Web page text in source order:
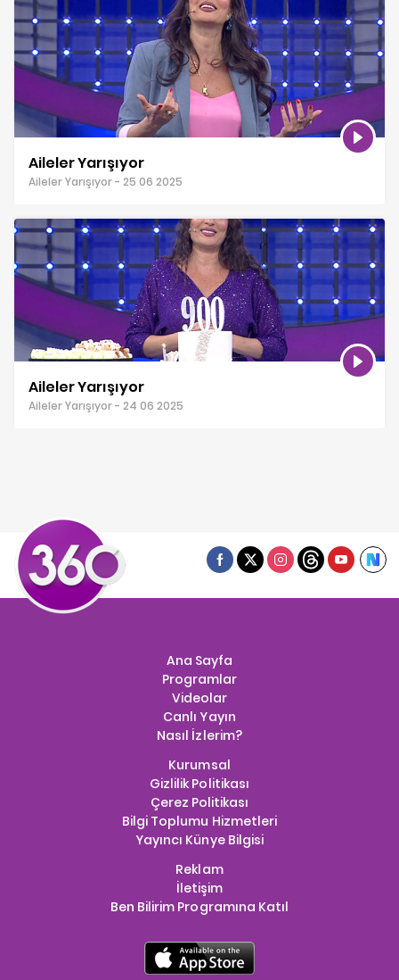
Aileler Yarışıyor
Aileler Yarışıyor - 25 06 2025
Aileler Yarışıyor
Aileler Yarışıyor - 24 06 2025
Ana Sayfa
Programlar
Videolar
Canlı Yayın
Nasıl İzlerim?
Kurumsal
Gizlilik Politikası
Çerez Politikası
Bilgi Toplumu Hizmetleri
Yayıncı Künye Bilgisi
Reklam
İletişim
Ben Bilirim Programına Katıl